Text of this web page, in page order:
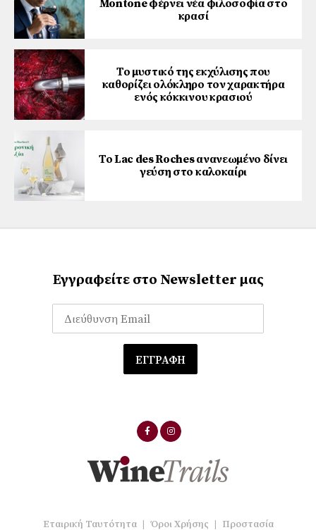
Montone φέρνει νέα φιλοσοφία στο
κρασί
Το μυστικό της εκχύλισης που
καθορίζει ολόκληρο τον χαρακτήρα
ενός κόκκινου κρασιού
Το Lac des Roches ανανεωμένο δίνει
γεύση στο καλοκαίρι
Εγγραφείτε στο Newsletter μας
Εταιρική Ταυτότητα | Όροι Χρήσης | Προστασία